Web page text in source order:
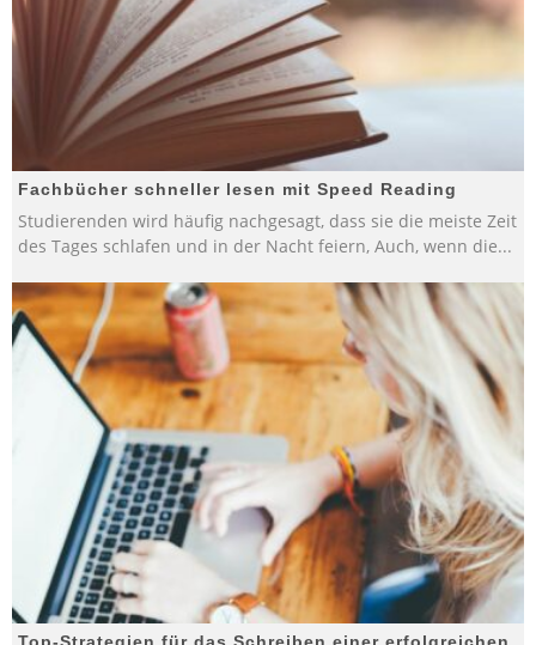
Fachbücher schneller lesen mit Speed Reading
Studierenden wird häufig nachgesagt, dass sie die meiste Zeit
des Tages schlafen und in der Nacht feiern, Auch, wenn die...